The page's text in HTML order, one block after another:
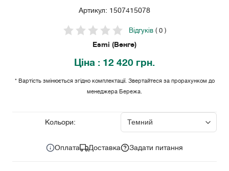
Артикул: 1507415078
Відгуків( 0 )
Esmi (Венге)
Ціна : 12 420 грн.
* Вартість змінюється згідно комплектації. Звертайтеся за прорахунком до
менеджера Бережа.
Кольори:
Оплата Доставка Задати питання